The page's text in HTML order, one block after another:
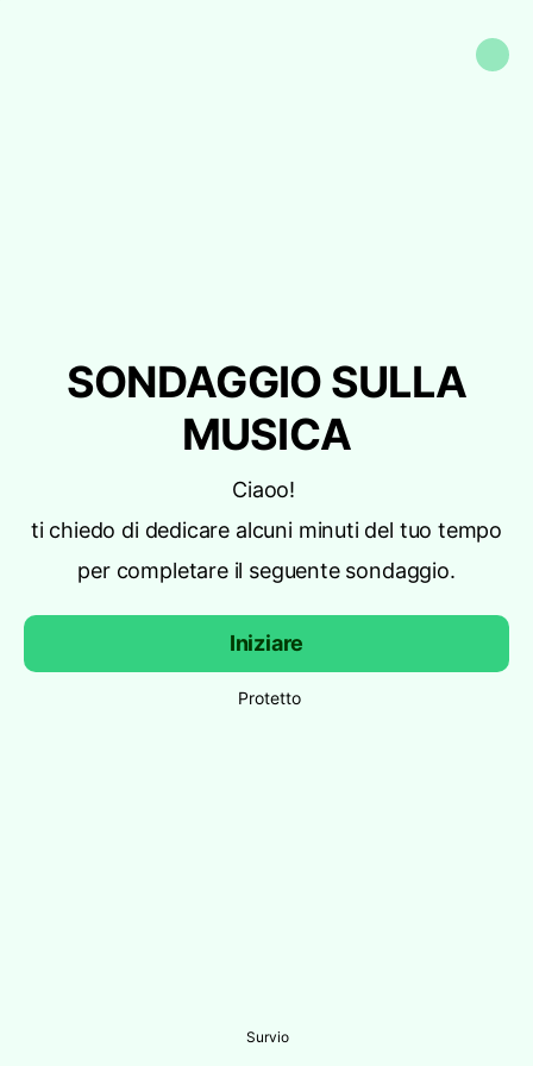
SONDAGGIO SULLA
MUSICA
Ciaoo!
ti chiedo di dedicare alcuni minuti del tuo tempo
per completare il seguente sondaggio.
Iniziare
Protetto
Survio